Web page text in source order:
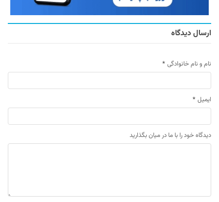
ارسال دیدگاه
نام و نام خانوادگی *
ایمیل *
دیدگاه خود را با ما در میان بگذارید